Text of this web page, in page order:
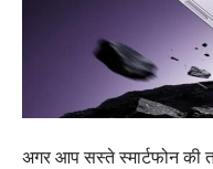
अगर आप सस्ते स्मार्टफोन की